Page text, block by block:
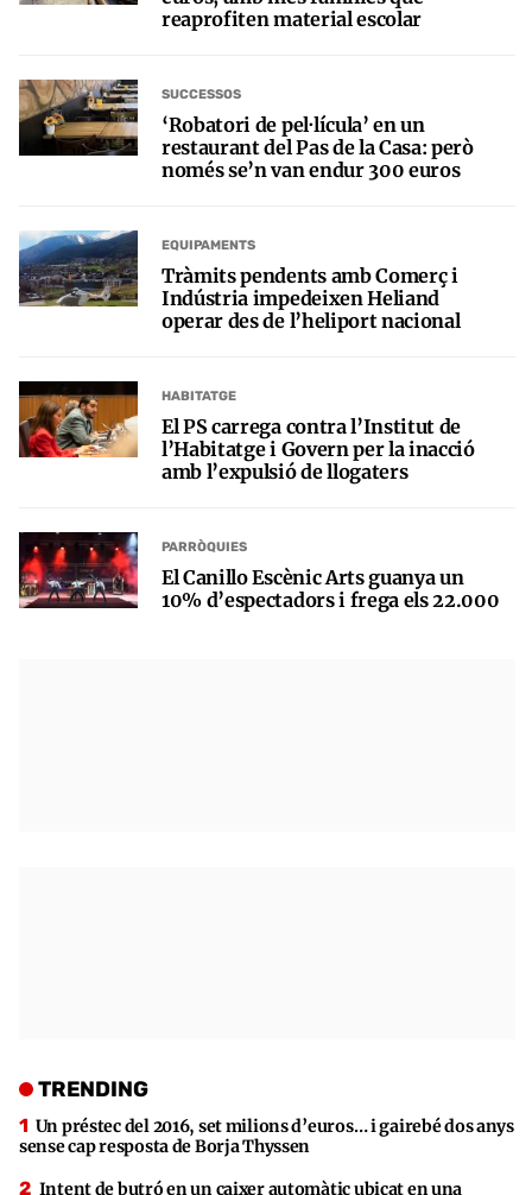
reaprofiten material escolar
SUCCESSOS
‘Robatori de pel·lícula’ en un
restaurant del Pas de la Casa: però
només se’n van endur 300 euros
EQUIPAMENTS
Tràmits pendents amb Comerç i
Indústria impedeixen Heliand
operar des de l’heliport nacional
HABITATGE
El PS carrega contra l’Institut de
l’Habitatge i Govern per la inacció
amb l’expulsió de llogaters
PARRÒQUIES
El Canillo Escènic Arts guanya un
10% d’espectadors i frega els 22.000
TRENDING
Un préstec del 2016, set milions d’euros… i gairebé dos anys
sense cap resposta de Borja Thyssen
Intent de butró en un caixer automàtic ubicat en una